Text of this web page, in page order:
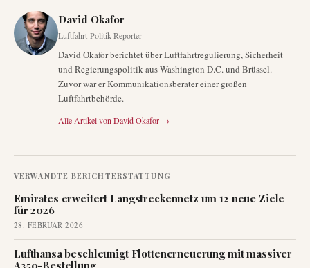
David Okafor
Luftfahrt-Politik-Reporter
David Okafor berichtet über Luftfahrtregulierung, Sicherheit
und Regierungspolitik aus Washington D.C. und Brüssel.
Zuvor war er Kommunikationsberater einer großen
Luftfahrtbehörde.
Alle Artikel von David Okafor →
VERWANDTE BERICHTERSTATTUNG
Emirates erweitert Langstreckennetz um 12 neue Ziele
für 2026
28. FEBRUAR 2026
Lufthansa beschleunigt Flottenerneuerung mit massiver
A350-Bestellung